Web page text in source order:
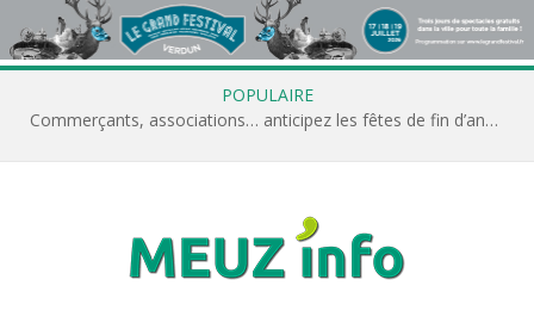
POPULAIRE
Commerçants, associations… anticipez les fêtes de fin d’année avec Meuz’Info